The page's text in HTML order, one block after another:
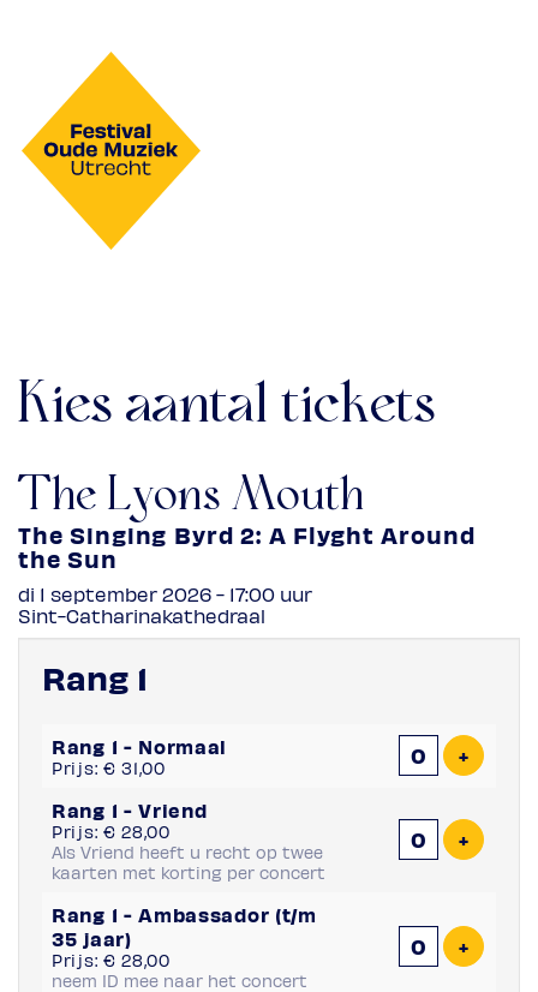
Kies aantal tickets
The Lyons Mouth
The Singing Byrd 2: A Flyght Around
the Sun
di 1 september 2026 - 17:00 uur
Sint-Catharinakathedraal
Rang 1
tickets
Rang 1 - Normaal
Prijs: € 31,00
+Voeg
Rang 1 - Vriend
Prijs: € 28,00
Als Vriend heeft u recht op twee
kaarten met korting per concert
+Voeg
Rang 1 - Ambassador (t/m
35 jaar)
Prijs: € 28,00
neem ID mee naar het concert
+Voeg